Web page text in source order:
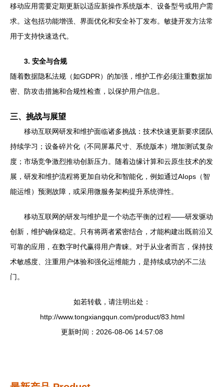
移动应用需要定期更新以适应新操作系统版本、设备型号或用户需
求。这包括功能增强、界面优化和安全补丁发布。敏捷开发方法常
用于支持快速迭代。
3. 安全与合规
随着数据隐私法规（如GDPR）的加强，维护工作必须注重数据加
密、防攻击措施和合规性检查，以保护用户信息。
三、挑战与展望
移动互联网研发和维护面临诸多挑战：技术快速更新要求团队
持续学习；设备碎片化（不同屏幕尺寸、系统版本）增加测试复杂
度；市场竞争激烈推动创新压力。随着边缘计算和云原生技术的发
展，研发和维护流程将更加自动化和智能化，例如通过AIops（智
能运维）预测故障，或采用微服务架构提升系统弹性。
移动互联网的研发与维护是一个动态平衡的过程——研发驱动
创新，维护确保稳定。只有将两者紧密结合，才能构建出既前沿又
可靠的应用，在数字时代赢得用户青睐。对于从业者而言，保持技
术敏感度、注重用户体验和强化运维能力，是持续成功的不二法
门。
如若转载，请注明出处：
http://www.tongxiangqun.com/product/83.html
更新时间：2026-08-06 14:57:08